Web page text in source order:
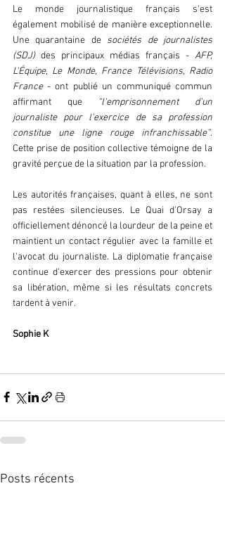
Le monde journalistique français s'est
également mobilisé de manière exceptionnelle.
Une quarantaine de sociétés de journalistes
(SDJ) des principaux médias français - AFP,
L'Équipe, Le Monde, France Télévisions, Radio
France - ont publié un communiqué commun
affirmant que
“l'emprisonnement d'un
journaliste pour l'exercice de sa profession
constitue une ligne rouge infranchissable”.
Cette prise de position collective témoigne de la
gravité perçue de la situation par la profession.
Les autorités françaises, quant à elles, ne sont
pas restées silencieuses. Le Quai d'Orsay a
officiellement dénoncé la lourdeur de la peine et
maintient un contact régulier avec la famille et
l'avocat du journaliste. La diplomatie française
continue d'exercer des pressions pour obtenir
sa libération, même si les résultats concrets
tardent à venir.
Sophie K
Posts récents